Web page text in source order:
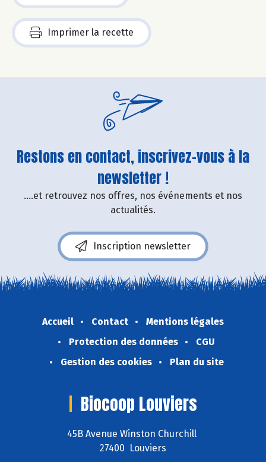
Imprimer la recette
Restons en contact, inscrivez-vous à la
newsletter !
....et retrouvez nos offres, nos événements et nos
actualités.
Inscription newsletter
Accueil Contact
Mentions légales
Protection des données
CGU
Gestion des cookies
Plan du site
Biocoop Louviers
45B Avenue Winston Churchill
27400 Louviers